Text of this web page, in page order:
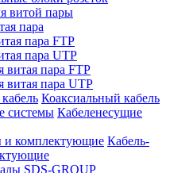
витой пары
пара
пара FTP
пара UTP
витая пара FTP
витая пара UTP
Коаксиальный кабель
Кабеленесущие
Кабель-
SDS-GROUP